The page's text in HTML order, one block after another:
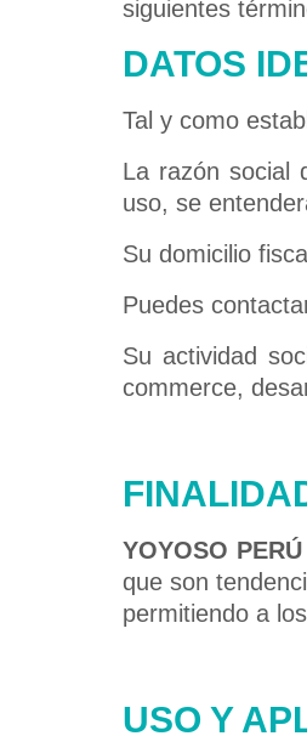
siguientes
DATOS
Tal y como
La razón social
uso, se
Su domicilio
Puedes
Su actividad
commerce,
YOYOSO PERÚ
que son
permitiendo a
USO Y